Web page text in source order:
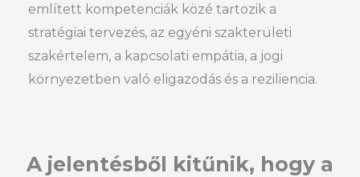
említett kompetenciák közé tartozik a
stratégiai tervezés, az egyéni szakterületi
szakértelem, a kapcsolati empátia, a jogi
környezetben való eligazodás és a reziliencia.
A jelentésből kitűnik, hogy a